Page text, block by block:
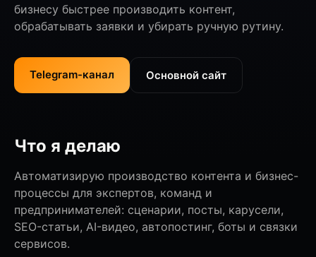
бизнесу быстрее производить контент,
обрабатывать заявки и убирать ручную рутину.
Telegram-канал Основной сайт
Что я делаю
Автоматизирую производство контента и бизнес-
процессы для экспертов, команд и
предпринимателей: сценарии, посты, карусели,
SEO-статьи, AI-видео, автопостинг, боты и связки
сервисов.